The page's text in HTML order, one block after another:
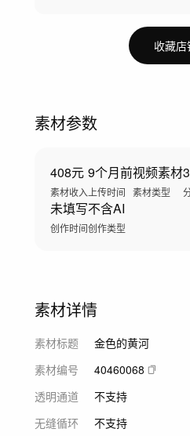
收藏店
素材参数
408元
素材收入
9个月前
上传时间
视频素材
素材类型
未填写
创作时间
不含AI
创作类型
素材详情
素材标题
金色的黄河
素材编号
40460068
透明通道
不支持
无缝循环
不支持